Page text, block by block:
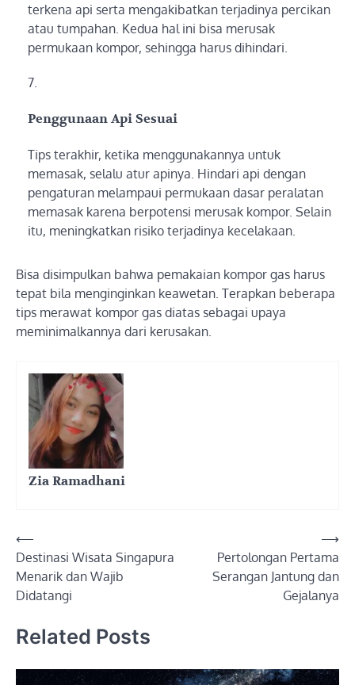
terkena api serta mengakibatkan terjadinya percikan
atau tumpahan. Kedua hal ini bisa merusak
permukaan kompor, sehingga harus dihindari.
Penggunaan Api Sesuai
Tips terakhir, ketika menggunakannya untuk
memasak, selalu atur apinya. Hindari api dengan
pengaturan melampaui permukaan dasar peralatan
memasak karena berpotensi merusak kompor. Selain
itu, meningkatkan risiko terjadinya kecelakaan.
Bisa disimpulkan bahwa pemakaian kompor gas harus
tepat bila menginginkan keawetan. Terapkan beberapa
tips merawat kompor gas diatas sebagai upaya
meminimalkannya dari kerusakan.
Zia Ramadhani
Post
navigation
⟵
Destinasi Wisata Singapura
Menarik dan Wajib
Didatangi
Pertolongan Pertama
Serangan Jantung dan
Gejalanya
⟶
Related Posts